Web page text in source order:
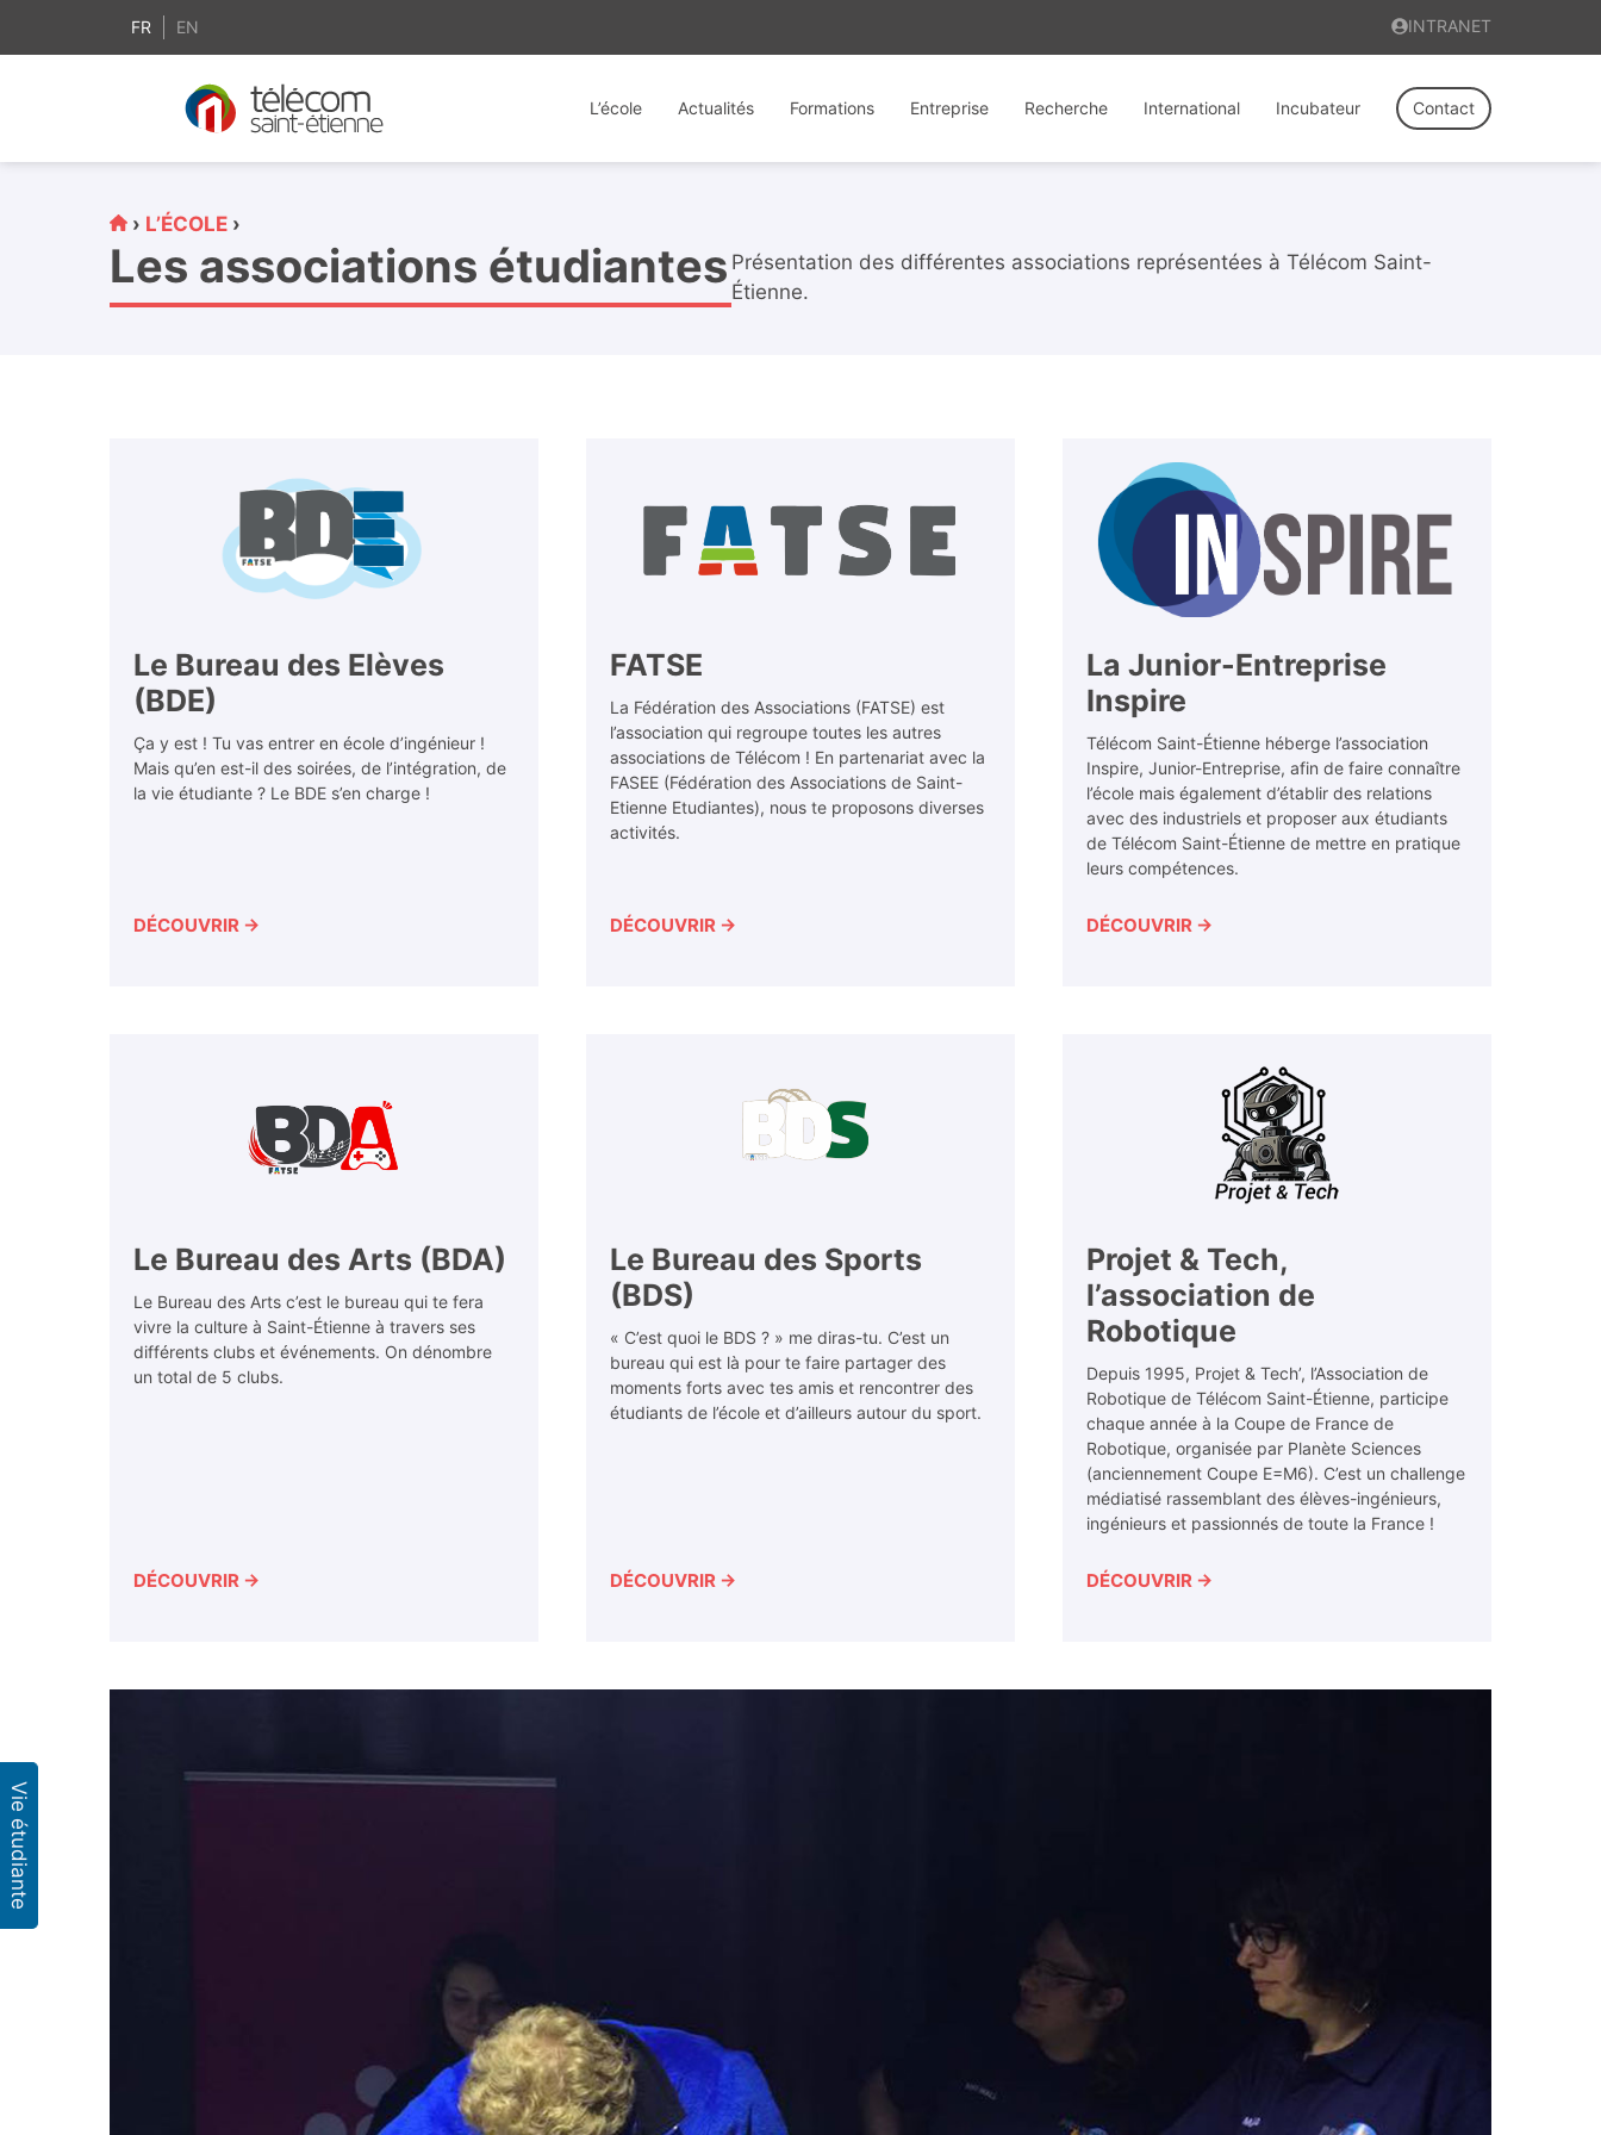
FR EN INTRANET
L’école Actualités Formations Entreprise Recherche International Incubateur Contact
› L’ÉCOLE ›
Les associations étudiantes Présentation des différentes associations représentées à Télécom Saint-
Étienne.
Le Bureau des Elèves
(BDE)
Ça y est ! Tu vas entrer en école d’ingénieur !
Mais qu’en est-il des soirées, de l’intégration, de
la vie étudiante ? Le BDE s’en charge !
DÉCOUVRIR →
FATSE
La Fédération des Associations (FATSE) est
l’association qui regroupe toutes les autres
associations de Télécom ! En partenariat avec la
FASEE (Fédération des Associations de Saint-
Etienne Etudiantes), nous te proposons diverses
activités.
DÉCOUVRIR →
La Junior-Entreprise
Inspire
Télécom Saint-Étienne héberge l’association
Inspire, Junior-Entreprise, afin de faire connaître
l’école mais également d’établir des relations
avec des industriels et proposer aux étudiants
de Télécom Saint-Étienne de mettre en pratique
leurs compétences.
DÉCOUVRIR →
Le Bureau des Arts (BDA)
Le Bureau des Arts c’est le bureau qui te fera
vivre la culture à Saint-Étienne à travers ses
différents clubs et événements. On dénombre
un total de 5 clubs.
DÉCOUVRIR →
Le Bureau des Sports
(BDS)
« C’est quoi le BDS ? » me diras-tu. C’est un
bureau qui est là pour te faire partager des
moments forts avec tes amis et rencontrer des
étudiants de l’école et d’ailleurs autour du sport.
DÉCOUVRIR →
Projet & Tech,
l’association de
Robotique
Depuis 1995, ​Projet & Tech’, l’Association de
Robotique de Télécom Saint-Étienne, participe
chaque année à la ​Coupe de France de
Robotique, organisée par ​Planète Sciences
(anciennement Coupe E=M6). C’est un challenge
médiatisé rassemblant des élèves-ingénieurs,
ingénieurs et passionnés de toute la France !
DÉCOUVRIR →
Vie étudiante